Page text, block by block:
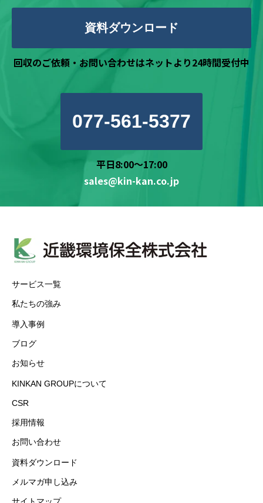
資料ダウンロード
回収のご依頼・お問い合わせはネットより24時間受付中
077-561-5377
平日8:00～17:00
sales@kin-kan.co.jp
サービス一覧
私たちの強み
導入事例
ブログ
お知らせ
KINKAN GROUPについて
CSR
採用情報
お問い合わせ
資料ダウンロード
メルマガ申し込み
サイトマップ